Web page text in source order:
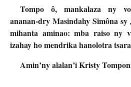
Tompo ô, mankalaza ny
ananan-dry Masindahy Simôna
mihanta aminao: mba raiso ny
izahay ho mendrika hanolotra
Amin’ny alalan’i Kristy